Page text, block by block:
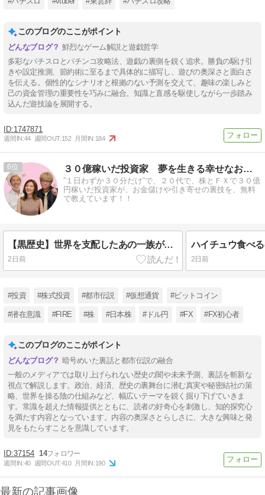
このブログのここがポイント
鮮烈なゲーム解説と遊戯哲学
多彩なパチスロとパチンコ攻略法、遊戯の裏側を鋭く追求。勝負の駆け引
きや設定推測、節約術に至るまで具体的に描写し、遊びの奥深さと面白さ
を伝える。個性的なシナリオと根拠のない予測を交えて、趣味の楽しみと
己の資金管理の重要性を巧みに融合。知識と直感を駆使しながら一歩踏み
込んだ遊技論を展開する。
1747871
週間IN:44 週間OUT:152 月間IN:184
6 ３０億稼いだ投資家 夢を生きる幸せなお金持ちへ！ 神王リョウ
”１日わずか３０分だけ”で、２０代で、株とＦＸで３０億
円稼いだ投資家が、お金儲けや引き寄せの裏技を、無料
で教えています！！
【黒歴史】世界を支配したあの一族が、一度「終わった」理由とは？
2日前 2日前
#投資 #株式投資 #都市伝説 #仮想通貨 #ビットコイン
#潜在意識 #FIRE #株 #日本株 #ドル円 #FX #FX初心者
このブログのここがポイント
暗号めいた裏話と都市伝説の融合
一般のメディアでは取り上げられない歴史の闇や未来予測、裏話を斬新な
視点で解説します。政治、経済、歴史の裏舞台に潜む真実や秘密結社の策
略、世界を操る陰の仕組みなど、幅広いテーマを鋭く掘り下げていきま
す。常識を超えた情報提供とともに、読者の好奇心を刺激し、知的探究心
を満たす内容となっています。内容の奥深さとらしさに、大きな興味と発
見をもたらすことを意識しています。
37154 14
週間IN:40 週間OUT:410 月間IN:190
最新の記事画像